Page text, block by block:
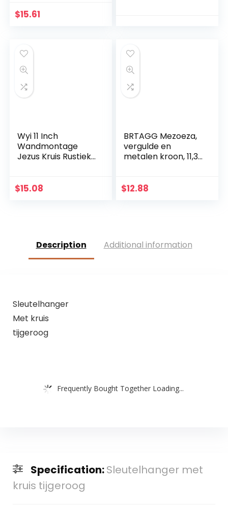
$15.61
Wyi 11 Inch
Wandmontage
Jezus Kruis Rustieke
Zwart Heilige Jezus
$15.08
BRTAGG Mezoeza,
vergulde en
metalen kroon, 11,3
$12.88
Description Additional information
Sleutelhanger
Met kruis
tijgeroog
Frequently Bought Together Loading...
Specification:Sleutelhanger met
kruis tijgeroog